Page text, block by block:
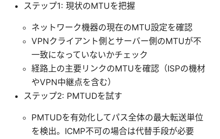
ステップ1: 現状のMTUを把握
ネットワーク機器の現在のMTU設定を確認
VPNクライアント側とサーバー側のMTUが不
一致になっていないかチェック
経路上の主要リンクのMTUを確認（ISPの機材
やVPN中継点を含む）
ステップ2: PMTUDを試す
PMTUDを有効化してパス全体の最大転送単位
を検出。ICMP不可の場合は代替手段が必要